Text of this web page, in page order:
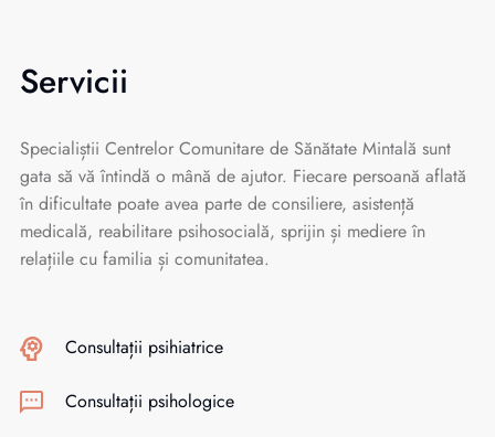
Servicii
Specialiștii Centrelor Comunitare de Sănătate Mintală sunt
gata să vă întindă o mână de ajutor. Fiecare persoană aflată
în dificultate poate avea parte de consiliere, asistență
medicală, reabilitare psihosocială, sprijin și mediere în
relațiile cu familia și comunitatea.
Consultații psihiatrice
Consultații psihologice